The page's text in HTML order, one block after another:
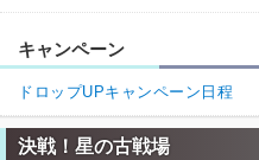
キャンペーン
ドロップUPキャンペーン日程
決戦！星の古戦場